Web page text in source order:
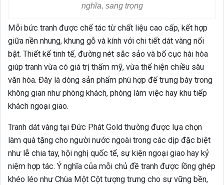
nghĩa, sang trọng
Mỗi bức tranh được chế tác từ chất liệu cao cấp, kết hợp
giữa nền nhung, khung gỗ và kính với chi tiết dát vàng nổi
bật. Thiết kế tinh tế, đường nét sắc sảo và bố cục hài hòa
giúp tranh vừa có giá trị thẩm mỹ, vừa thể hiện chiều sâu
văn hóa. Đây là dòng sản phẩm phù hợp để trưng bày trong
không gian như phòng khách, phòng làm việc hay khu tiếp
khách ngoại giao.
Tranh dát vàng tại Đức Phát Gold thường được lựa chọn
làm quà tặng cho người nước ngoài trong các dịp đặc biệt
như lễ chia tay, hội nghị quốc tế, sự kiện ngoại giao hay kỷ
niệm hợp tác. Ý nghĩa của mỗi chủ đề tranh được lồng ghép
khéo léo như Chùa Một Cột tượng trưng cho sự vững bền,